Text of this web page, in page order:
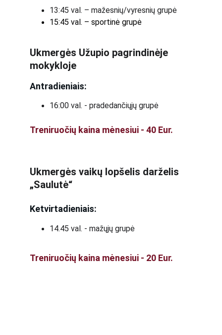
Antradieniais:
Treniruočių kaina mėnesiui - 40 Eur.
Ukmergės Užupio pagrindinėje
mokykloje
16:00 val. - pradedančiųjų grupė
Ukmergės vaikų lopšelis darželis
„Saulutė“
Ketvirtadieniais:
14.45 val. - mažųjų grupė
Treniruočių kaina mėnesiui - 20 Eur.
13:45 val. – mažesnių/vyresnių grupė
15:45 val. – sportinė grupė